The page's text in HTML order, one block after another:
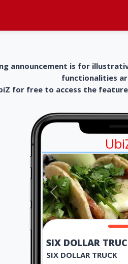
announcement is for
functionalities
for free to access the
SIX DOLLAR
SIX DOLLAR TRUCK